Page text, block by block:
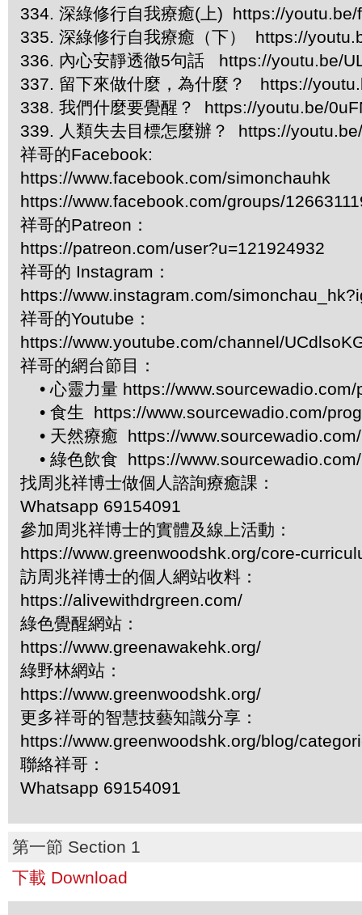
334. 深綠修行自我療癒(上) https://youtu.be/
335. 深綠修行自我療癒（下） https://
336. 內心安靜透徹5句話 https://youtu.be/
337. 留下來做什麼，為什麼？ https://
338. 我們什麼要覺醒？ https://youtu.be/
339. 人類失去目標怎麼辦？ https://
祥哥的Facebook:
https://www.facebook.com/simonchauhk
https://www.facebook.com/groups/
祥哥的Patreon：
https://patreon.com/user?u=121924932
祥哥的 Instagram：
https://www.instagram.com/
祥哥的Youtube：
https://www.youtube.com/channel/
祥哥的網台節目：
• 心靈力量 https://
• 食生 https://www.sourcewadio.com/
• 天然療癒 https://
• 綠色飲食 https://
找周兆祥博士做個人諮詢療癒課：
Whatsapp 69154091
參加周兆祥博士的實體及線上活動：
https://www.greenwoodshk.org/core-
訪周兆祥博士的個人網站收料：
https://alivewithdrgreen.com/
綠色覺醒網站：
https://www.greenawakehk.org/
綠野林網站：
https://www.greenwoodshk.org/
更多祥哥的智慧技藝知識分享：
https://www.greenwoodshk.org/blog/
聯絡祥哥：
Whatsapp 69154091
第一節 Section 1
下載 Download